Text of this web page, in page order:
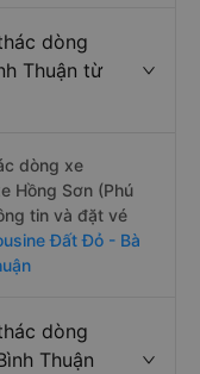
dòng
Thuận từ
dòng xe
Hồng Sơn (Phú
tin và đặt vé
Đất Đỏ - Bà
dòng
Thuận